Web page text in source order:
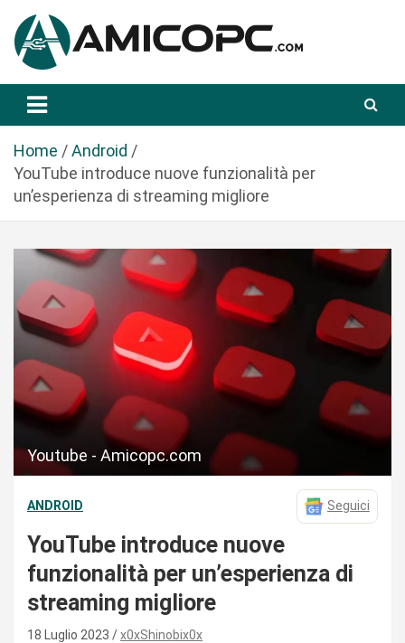
a
Amicopc.com
Home
Android
YouTube introduce nuove funzionalità per
un’esperienza di streaming migliore
Youtube - Amicopc.com
ANDROID Seguici
YouTube introduce nuove
funzionalità per un’esperienza di
streaming migliore
18 Luglio 2023 x0xShinobix0x